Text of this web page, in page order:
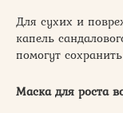
Для сухих и
капель
помогут
Маска для роста